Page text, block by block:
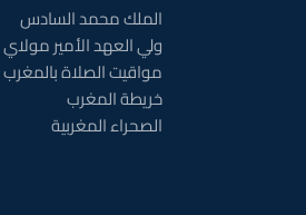
الملك محمد السادس
ولي العهد الأمير
مواقيت الصلاة بالمغرب
خريطة المغرب
الصحراء المغربية